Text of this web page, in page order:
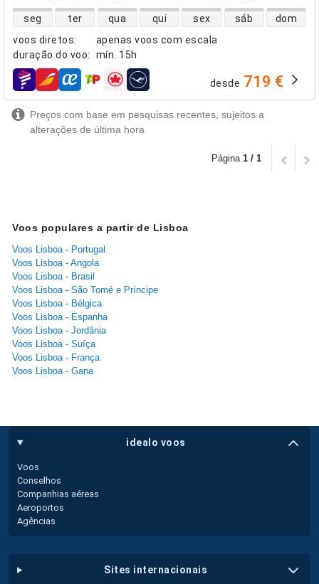
voos diretos:
apenas voos com escala
duração do voo: mín. 15h
disponibilidade de voos diretos
seg ter qua qui sex sáb dom
companhias aéreas desde 719 €
Preços com base em pesquisas recentes, sujeitos a
alterações de última hora
Página 1 / 1
Voos populares a partir de Lisboa
Voos Lisboa - Portugal
Voos Lisboa - Angola
Voos Lisboa - Brasil
Voos Lisboa - São Tomé e Príncipe
Voos Lisboa - Bélgica
Voos Lisboa - Espanha
Voos Lisboa - Jordânia
Voos Lisboa - Suíça
Voos Lisboa - França
Voos Lisboa - Gana
idealo voos
Voos
Conselhos
Companhias aéreas
Aeroportos
Agências
sites internacionais